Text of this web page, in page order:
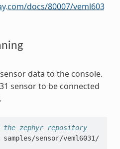
docs/80007/veml603
data to the console.
sensor to be connected
zephyr repository
samples/sensor/veml6031/